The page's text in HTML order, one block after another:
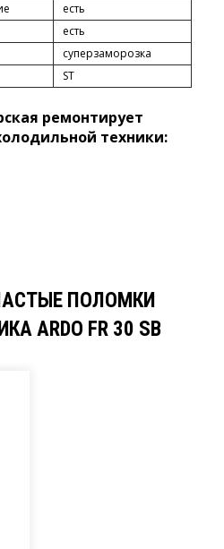
есть
есть
суперзаморозка
ST
ремонтирует
техники:
ПОЛОМКИ
ARDO FR 30 SB